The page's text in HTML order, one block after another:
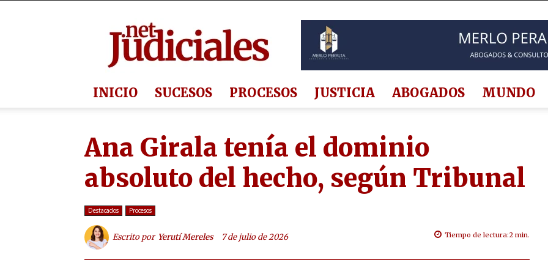
INICIO SUCESOS PROCESOS JUSTICIA ABOGADOS MUNDO
Ana Girala tenía el dominio
absoluto del hecho, según Tribunal
Destacados Procesos
Escrito por Yerutí Mereles 7 de julio de 2026 Tiempo de lectura:2 min.